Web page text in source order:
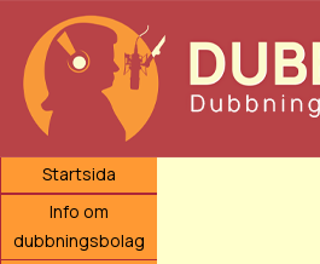
Startsida
Info om
dubbningsbolag